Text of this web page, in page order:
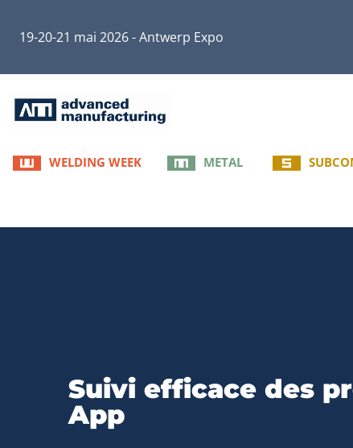
19-20-21 mai 2026 - Antwerp Expo
WELDING WEEK METAL
Suivi efficace des
App